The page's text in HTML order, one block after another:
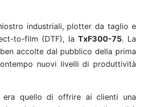
industriali, plotter da taglio e
to-film (DTF), laTxF300-75. La
accolte dal pubblico della prima
nuovi livelli di produttività
era quello di offrire ai clienti una